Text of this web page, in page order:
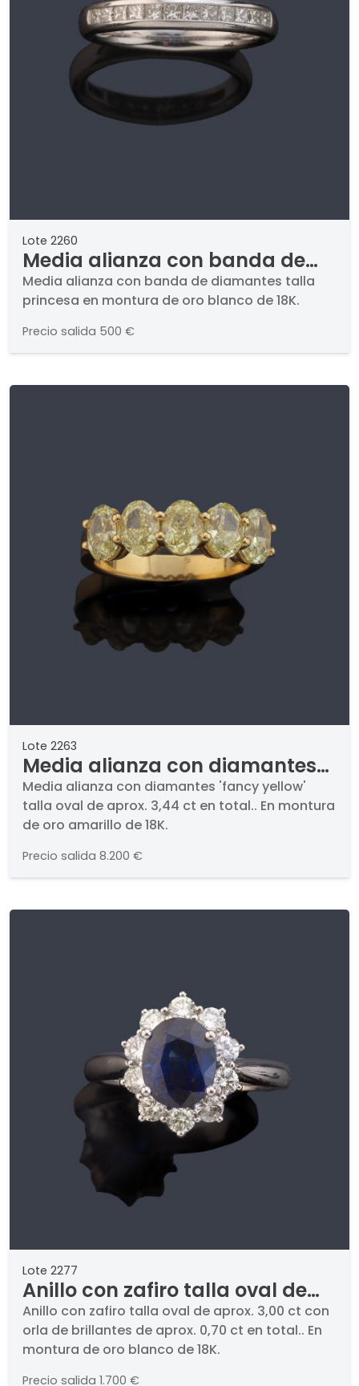
Lote 2260
Media alianza con banda de
diamantes talla princesa en
montura de oro blanco de 18K.
Media alianza con banda de diamantes talla
princesa en montura de oro blanco de 18K.
Precio salida 500 €
Lote 2263
Media alianza con diamantes
'fancy yellow' talla oval de
aprox. 3,44 ct en total.
Media alianza con diamantes 'fancy yellow'
talla oval de aprox. 3,44 ct en total.. En montura
de oro amarillo de 18K.
Precio salida 8.200 €
Lote 2277
Anillo con zafiro talla oval de
aprox. 3,00 ct con orla de
brillantes de aprox. 0,70 ct en
total.
Anillo con zafiro talla oval de aprox. 3,00 ct con
orla de brillantes de aprox. 0,70 ct en total.. En
montura de oro blanco de 18K.
Precio salida 1.700 €